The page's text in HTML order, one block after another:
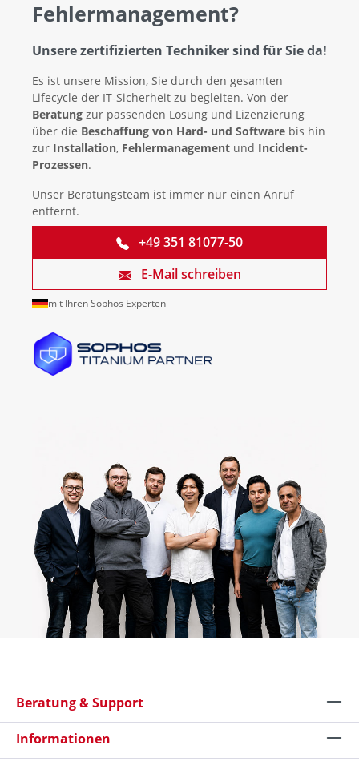
Fehlermanagement?
Unsere zertifizierten Techniker sind für Sie da!
Es ist unsere Mission, Sie durch den gesamten
Lifecycle der IT-Sicherheit zu begleiten. Von der
Beratung zur passenden Lösung und Lizenzierung
über die Beschaffung von Hard- und Software bis hin
zur Installation, Fehlermanagement und Incident-
Prozessen.
Unser Beratungsteam ist immer nur einen Anruf
entfernt.
+49 351 81077-50
E-Mail schreiben
mit Ihren Sophos Experten
Beratung & Support
Informationen